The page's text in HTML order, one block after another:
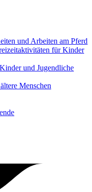
und Arbeiten am Pferd
für Kinder
und Jugendliche
Menschen